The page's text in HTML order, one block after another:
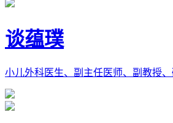
谈蕴璞
小儿外科医生、副主任医师、副教授